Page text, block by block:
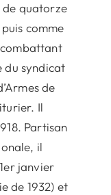
de quatorze
comme
du syndicat
de
Il
Partisan
il
janvier
de 1932) et